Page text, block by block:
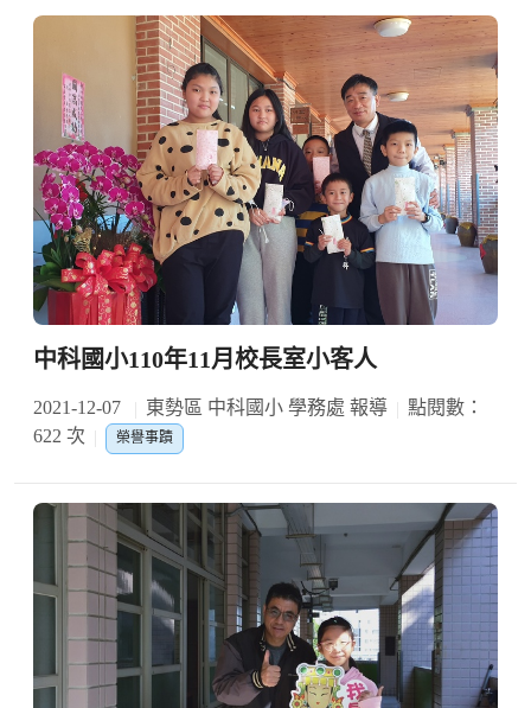
中科國小110年11月校長室小客人
2021-12-07 東勢區 中科國小 學務處 報導
點閱數：
622 次
榮譽事蹟